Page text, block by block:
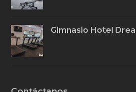
Gimnasio Hotel